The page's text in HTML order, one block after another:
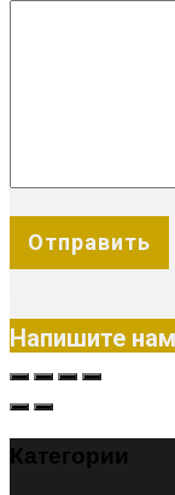
Напишите нам
Категории